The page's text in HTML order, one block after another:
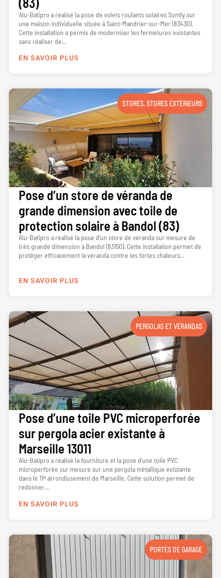
Alu-Batipro a réalisé la pose de volets roulants solaires Somfy sur
une maison individuelle située à Saint-Mandrier-sur-Mer (83430).
Cette installation a permis de moderniser les fermetures existantes
sans réaliser de...
EN SAVOIR PLUS
STORES,STORES EXTÉRIEURS
Pose d’un store de véranda de
grande dimension avec toile de
protection solaire à Bandol (83)
Alu-Batipro a réalisé la pose d’un store de véranda sur mesure de
très grande dimension à Bandol (83150). Cette installation permet de
protéger efficacement la véranda contre les fortes chaleurs...
EN SAVOIR PLUS
PERGOLAS ET VÉRANDAS
Pose d’une toile PVC microperforée
sur pergola acier existante à
Marseille 13011
Alu-Batipro a réalisé la fourniture et la pose d’une toile PVC
microperforée sur mesure sur une pergola métallique existante
dans le 11ᵉ arrondissement de Marseille. Cette solution permet de
redonner...
EN SAVOIR PLUS
PORTES DE GARAGE